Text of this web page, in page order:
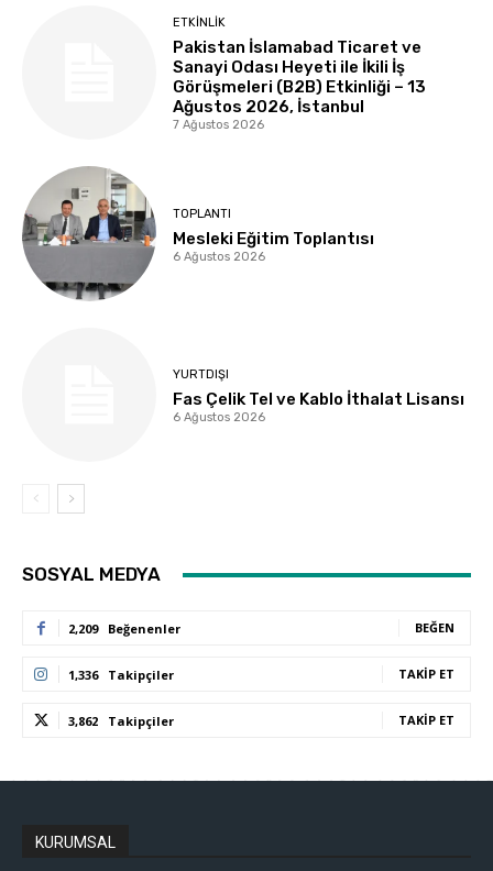
ETKINLIK
Pakistan İslamabad Ticaret ve
Sanayi Odası Heyeti ile İkili İş
Görüşmeleri (B2B) Etkinliği – 13
Ağustos 2026, İstanbul
7 Ağustos 2026
TOPLANTI
Mesleki Eğitim Toplantısı
6 Ağustos 2026
YURTDIŞI
Fas Çelik Tel ve Kablo İthalat Lisansı
6 Ağustos 2026
SOSYAL MEDYA
2,209 Beğenenler BEĞEN
1,336 Takipçiler TAKIP ET
3,862 Takipçiler TAKIP ET
KURUMSAL